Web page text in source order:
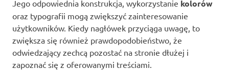
Jego odpowiednia konstrukcja, wykorzystanie kolorów
oraz typografii mogą zwiększyć zainteresowanie
użytkowników. Kiedy nagłówek przyciąga uwagę, to
zwiększa się również prawdopodobieństwo, że
odwiedzający zechcą pozostać na stronie dłużej i
zapoznać się z oferowanymi treściami.